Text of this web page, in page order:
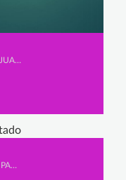
Secundaria, PABLO ÁLVAREZ DE PRADO, JUAN CAVIA BELDA y GONZALO CRESPO RODRÍGUEZ
Secundaria, PAULA MAUPOEY SÁNCHEZ, PAULA VÁZQUEZ DURÁN y LAURA FONSECA ORTÉS